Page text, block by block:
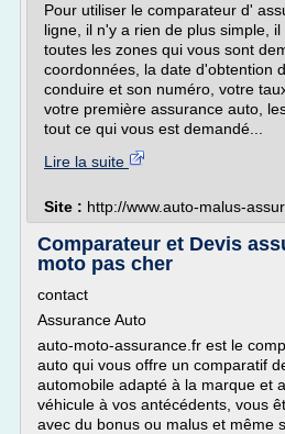
Pour utiliser le comparateur d'
ligne, il n'y a rien de plus simple,
toutes les zones qui vous sont
coordonnées, la date d'obtention
conduire et son numéro, votre
votre première assurance auto,
tout ce qui vous est demandé...
Lire la suite
Site : http://www.auto-malus-
Comparateur et Devis
moto pas cher
contact
Assurance Auto
auto-moto-assurance.fr est le
auto qui vous offre un comparatif
automobile adapté à la marque et
véhicule à vos antécédents, vous
avec du bonus ou malus et même